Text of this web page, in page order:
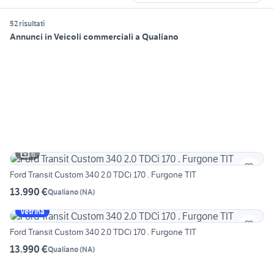
52 risultati
Annunci in Veicoli commerciali a Qualiano
6
Ford Transit Custom 340 2.0 TDCi 170 . Furgone TIT
13.990 €Qualiano(NA)
Vetrina
Ford Transit Custom 340 2.0 TDCi 170 . Furgone TIT
13.990 €Qualiano(NA)